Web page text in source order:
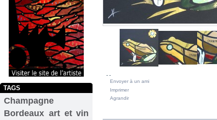
TAGS
Champagne
Bordeaux art et vin
Envoyer à un ami
Imprimer
Agrandir